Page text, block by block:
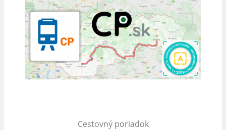
Cestovný poriadok